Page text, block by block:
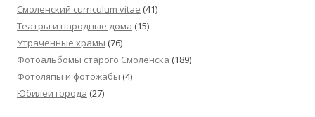
Смоленский сurriculum vitae (41)
Театры и народные дома (15)
Утраченные храмы (76)
Фотоальбомы старого Смоленска (189)
Фотоляпы и фотожабы (4)
Юбилеи города (27)